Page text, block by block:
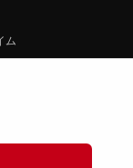
ム